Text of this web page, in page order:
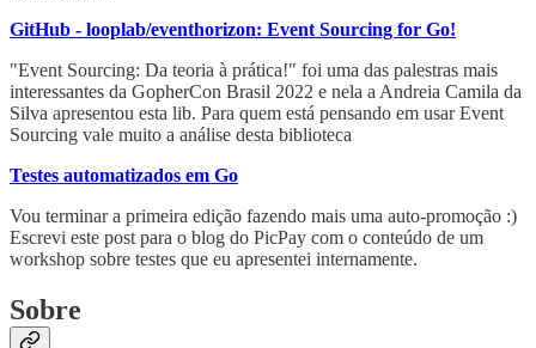
GitHub - looplab/eventhorizon: Event Sourcing for Go!
"Event Sourcing: Da teoria à prática!" foi uma das palestras mais
interessantes da GopherCon Brasil 2022 e nela a Andreia Camila da
Silva apresentou esta lib. Para quem está pensando em usar Event
Sourcing vale muito a análise desta biblioteca
Testes automatizados em Go
Vou terminar a primeira edição fazendo mais uma auto-promoção :)
Escrevi este post para o blog do PicPay com o conteúdo de um
workshop sobre testes que eu apresentei internamente.
Sobre